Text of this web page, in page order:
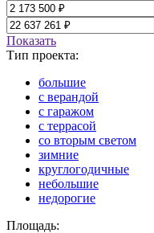
Показать
Тип проекта:
большие
с верандой
с гаражом
с террасой
со вторым светом
зимние
круглогодичные
небольшие
недорогие
Площадь: